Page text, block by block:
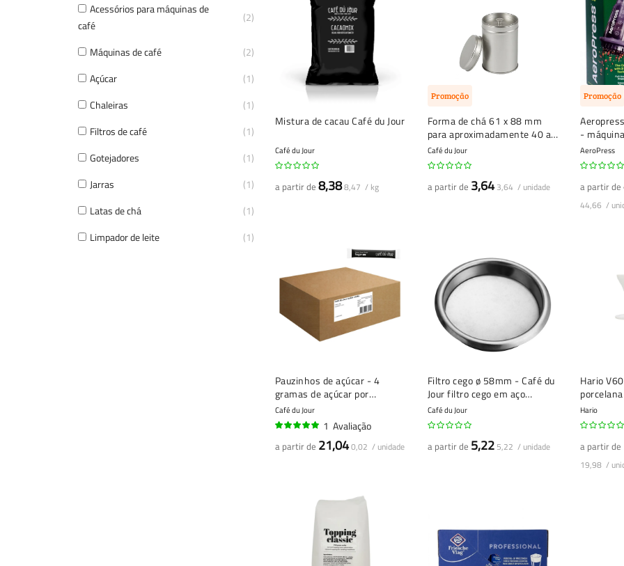
Mistura de cacau Café du Jour
Café du Jour
a partir de 8,388,47 / kg
Promoção
Forma de chá 61 x 88 mm
para aproximadamente 40 a
50 gramas de chá
Café du Jour
a partir de 3,64 3,64 / unidade
Promoção
-
AeroPress
a partir de
44,66 /
Pauzinhos de açúcar - 4
gramas de açúcar por
pauzinho - 1000 unidades
Café du Jour
1 Avaliação
a partir de 21,040,02 / unidade
Filtro cego ø 58mm - Café du
Jour filtro cego em aço
inoxidável - Ferramenta de
limpeza para máquinas de
café expresso
Café du Jour
a partir de 5,22 5,22 / unidade
Hario
01
Hario
a partir de
19,98 /
Acessórios para máquinas de
café
2
Máquinas de café
2
Açúcar
1
Chaleiras
1
Filtros de café
1
Gotejadores
1
Jarras
1
Latas de chá
1
Limpador de leite
1